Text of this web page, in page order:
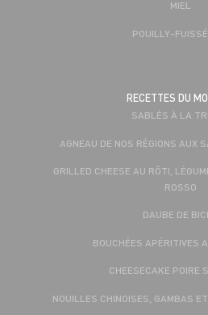
MIEL
POUILLY-
RECETTES DU
SABLÉS À LA
AGNEAU DE NOS RÉGIONS AUX
GRILLED CHEESE AU RÔTI,
ROSSO
DAUBE DE
BOUCHÉES APÉRITIVES
CHEESECAKE POIRE
NOUILLES CHINOISES, GAMBAS